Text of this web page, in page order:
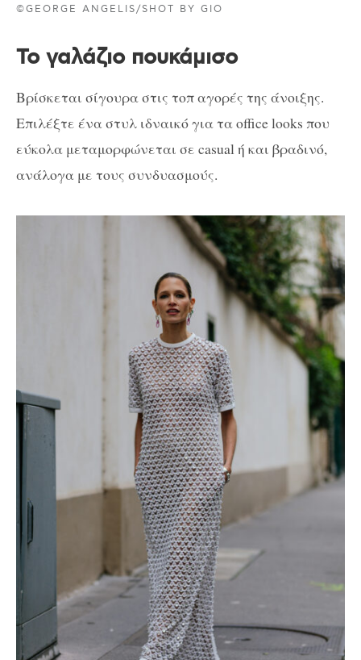
©GEORGE ANGELIS/SHOT BY GIO
Το γαλάζιο πουκάμισο
Βρίσκεται σίγουρα στις τοπ αγορές της άνοιξης.
Επιλέξτε ένα στυλ ιδναικό για τα office looks που
εύκολα μεταμορφώνεται σε casual ή και βραδινό,
ανάλογα με τους συνδυασμούς.